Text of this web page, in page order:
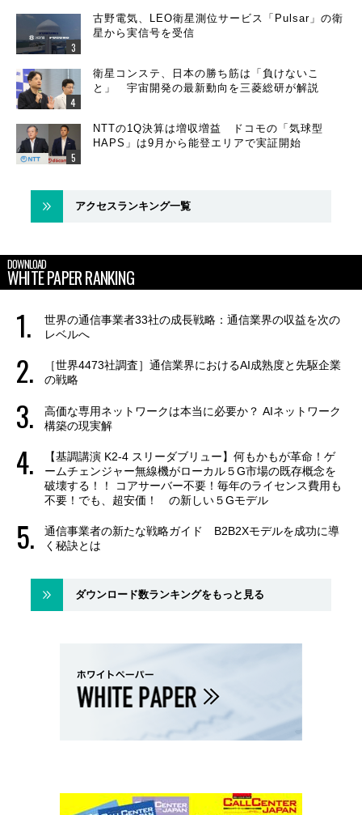
古野電気、LEO衛星測位サービス「Pulsar」の衛
星から実信号を受信
衛星コンステ、日本の勝ち筋は「負けないこ
と」 宇宙開発の最新動向を三菱総研が解説
NTTの1Q決算は増収増益 ドコモの「気球型
HAPS」は9月から能登エリアで実証開始
アクセスランキング一覧
DOWNLOAD
WHITE PAPER RANKING
世界の通信事業者33社の成長戦略：通信業界の収益を次の
レベルへ
［世界4473社調査］通信業界におけるAI成熟度と先駆企業
の戦略
高価な専用ネットワークは本当に必要か？ AIネットワーク
構築の現実解
【基調講演 K2-4 スリーダブリュー】何もかもが革命！ゲ
ームチェンジャー無線機がローカル５G市場の既存概念を
破壊する！！ コアサーバー不要！毎年のライセンス費用も
不要！でも、超安価！ の新しい５Gモデル
通信事業者の新たな戦略ガイド B2B2Xモデルを成功に導
く秘訣とは
ダウンロード数ランキングをもっと見る